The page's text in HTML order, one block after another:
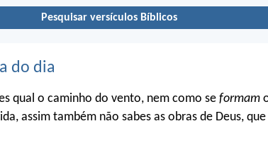
Pesquisar versículos Bíblicos
do dia
qual o caminho do vento, nem como se formam
assim também não sabes as obras de Deus,